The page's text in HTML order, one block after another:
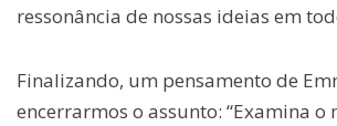
ressonância de nossas ideias em
Finalizando, um pensamento de
encerrarmos o assunto: “Examina o